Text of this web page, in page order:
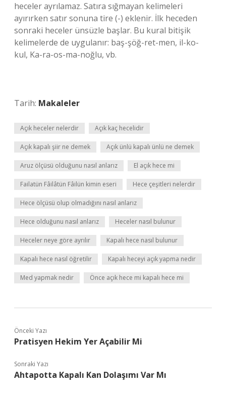
heceler ayrılamaz. Satıra sığmayan kelimeleri
ayırırken satır sonuna tire (-) eklenir. İlk heceden
sonraki heceler ünsüzle başlar. Bu kural bitişik
kelimelerde de uygulanır: baş-şöğ-ret-men, il-ko-
kul, Ka-ra-os-ma-noğlu, vb.
Tarih: Makaleler
Açık heceler nelerdir Açık kaç hecelidir
Açık kapalı şiir ne demek Açık ünlü kapalı ünlü ne demek
Aruz ölçüsü olduğunu nasıl anlarız El açık hece mi
Failatün Fâilâtün Fâilün kimin eseri Hece çeşitleri nelerdir
Hece ölçüsü olup olmadığını nasıl anlarız
Hece olduğunu nasıl anlarız Heceler nasıl bulunur
Heceler neye göre ayrılır Kapalı hece nasıl bulunur
Kapalı hece nasıl öğretilir Kapalı heceyi açık yapma nedir
Med yapmak nedir Önce açık hece mi kapalı hece mi
Önceki Yazı
Pratisyen Hekim Yer Açabilir Mi
Sonraki Yazı
Ahtapotta Kapalı Kan Dolaşımı Var Mı